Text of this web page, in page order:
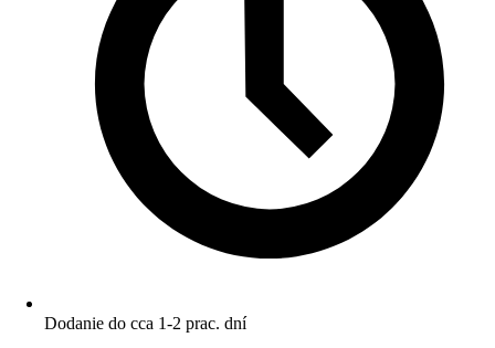
Dodanie do cca 1-2 prac. dní